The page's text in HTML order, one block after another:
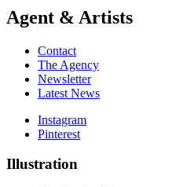
Agent & Artists
Contact
The Agency
Newsletter
Latest News
Instagram
Pinterest
Illustration